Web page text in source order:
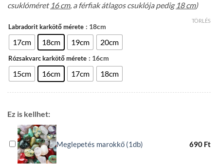
csuklóméret 16 cm, a férfiak átlagos csuklója pedig 18 cm)
Labradorit karkötő mérete : 18cm
17cm 18cm 19cm 20cm
Rózsakvarc karkötő mérete : 16cm
15cm 16cm 17cm 18cm
TÖRLÉS
Ez is kellhet:
Meglepetés marokkő (1db) 690 Ft